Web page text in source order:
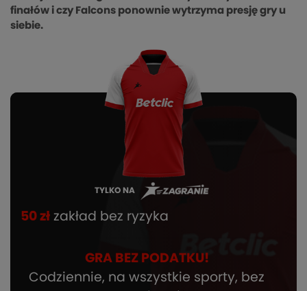
finałów i czy Falcons ponownie wytrzyma presję gry u
siebie.
TYLKO NA
50 zł zakład bez ryzyka
GRA BEZ PODATKU!
Codziennie, na wszystkie sporty, bez